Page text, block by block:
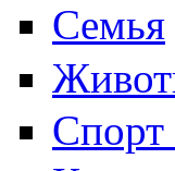
Семья